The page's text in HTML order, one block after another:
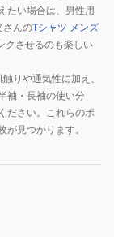
たい場合は、男性用
さんのTシャツ メンズ
クさせるのも楽しい
りや通気性に加え、
袖・長袖の使い分
ださい。これらのポ
見つかります。